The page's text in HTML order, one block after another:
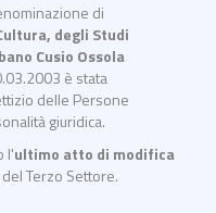
di
degli Studi
Cusio Ossola
è stata
delle Persone
giuridica.
l'ultimo atto di modifica
Terzo Settore.